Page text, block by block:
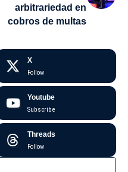
arbitrariedad en
cobros de multas
X
Follow
Youtube
Subscribe
Threads
Follow